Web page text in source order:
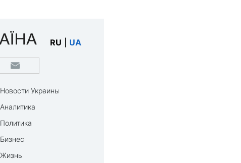
RU UA
Новости Украины
Аналитика
Политика
Бизнес
Жизнь